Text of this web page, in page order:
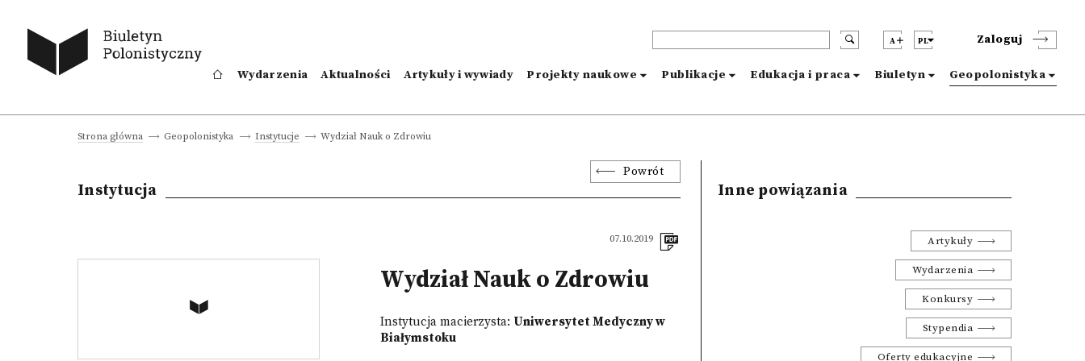
A PL Zaloguj
Wydarzenia Aktualności Artykuły i wywiady Projekty naukowe Publikacje Edukacja i praca Biuletyn Geopolonistyka
Strona główna Geopolonistyka Instytucje Wydział Nauk o Zdrowiu
Powrót
Instytucja
07.10.2019
Wydział Nauk o Zdrowiu
Instytucja macierzysta: Uniwersytet Medyczny w
Białymstoku
Inne powiązania
Artykuły
Wydarzenia
Konkursy
Stypendia
Oferty edukacyjne